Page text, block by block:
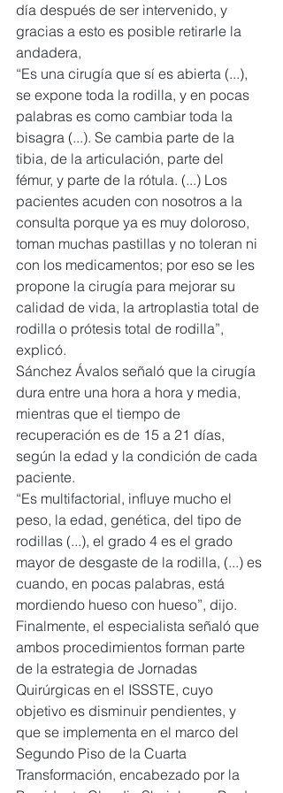
día después de ser intervenido, y
gracias a esto es posible retirarle la
andadera,
“Es una cirugía que sí es abierta (...),
se expone toda la rodilla, y en pocas
palabras es como cambiar toda la
bisagra (...). Se cambia parte de la
tibia, de la articulación, parte del
fémur, y parte de la rótula. (...) Los
pacientes acuden con nosotros a la
consulta porque ya es muy doloroso,
toman muchas pastillas y no toleran ni
con los medicamentos; por eso se les
propone la cirugía para mejorar su
calidad de vida, la artroplastia total de
rodilla o prótesis total de rodilla”,
explicó.
Sánchez Ávalos señaló que la cirugía
dura entre una hora a hora y media,
mientras que el tiempo de
recuperación es de 15 a 21 días,
según la edad y la condición de cada
paciente.
“Es multifactorial, influye mucho el
peso, la edad, genética, del tipo de
rodillas (...), el grado 4 es el grado
mayor de desgaste de la rodilla, (...) es
cuando, en pocas palabras, está
mordiendo hueso con hueso”, dijo.
Finalmente, el especialista señaló que
ambos procedimientos forman parte
de la estrategia de Jornadas
Quirúrgicas en el ISSSTE, cuyo
objetivo es disminuir pendientes, y
que se implementa en el marco del
Segundo Piso de la Cuarta
Transformación, encabezado por la